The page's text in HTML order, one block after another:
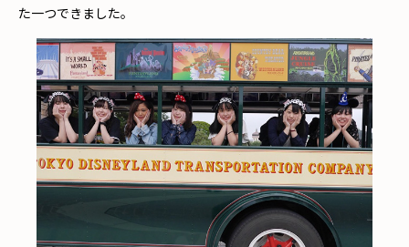
た一つできました。